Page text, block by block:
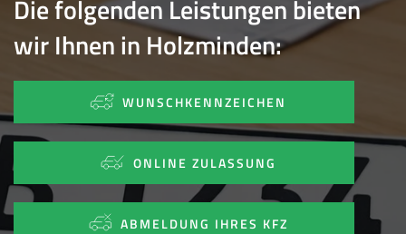
Die folgenden Leistungen bieten
wir Ihnen in Holzminden:
WUNSCHKENNZEICHEN
ONLINE ZULASSUNG
ABMELDUNG IHRES KFZ